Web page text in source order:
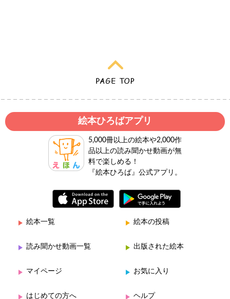
絵本ひろばアプリ
5,000冊以上の絵本や2,000作
品以上の読み聞かせ動画が無
料で楽しめる！
『絵本ひろば』公式アプリ。
絵本一覧 絵本の投稿
読み聞かせ動画一覧 出版された絵本
マイページ お気に入り
はじめての方へ ヘルプ